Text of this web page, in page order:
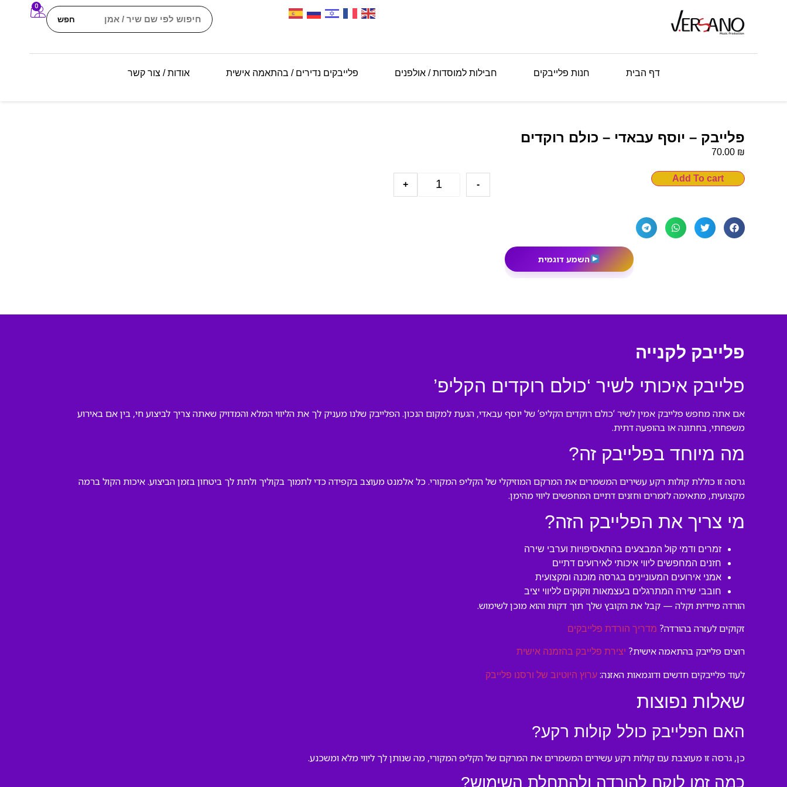
חפש
0
דף הבית חנות פלייבקים חבילות למוסדות / אולפנים פלייבקים נדירים / בהתאמה אישית אודות / צור קשר
פלייבק – יוסף עבאדי – כולם רוקדים
70.00 ₪
-
+
Add To cart
השמע דוגמית
פלייבק לקנייה
פלייבק איכותי לשיר ‘כולם רוקדים הקליפ’
אם אתה מחפש פלייבק אמין לשיר ‘כולם רוקדים הקליפ’ של יוסף עבאדי, הגעת למקום הנכון. הפלייבק שלנו מעניק לך את הליווי המלא והמדויק שאתה צריך לביצוע חי, בין אם באירוע
משפחתי, בחתונה או בהופעה דתית.
מה מיוחד בפלייבק זה?
גרסה זו כוללת קולות רקע עשירים המשמרים את המרקם המוזיקלי של הקליפ המקורי. כל אלמנט מעוצב בקפידה כדי לתמוך בקוליך ולתת לך ביטחון בזמן הביצוע. איכות הקול ברמה
מקצועית, מתאימה לזמרים וחזנים דתיים המחפשים ליווי מהימן.
מי צריך את הפלייבק הזה?
זמרים ודמי קול המבצעים בהתאסיפויות וערבי שירה
חזנים המחפשים ליווי איכותי לאירועים דתיים
אמני אירועים המעוניינים בגרסה מוכנה ומקצועית
חובבי שירה המתרגלים בעצמאות וזקוקים לליווי יציב
הורדה מיידית וקלה — קבל את הקובץ שלך תוך דקות והוא מוכן לשימוש.
זקוקים לעזרה בהורדה? מדריך הורדת פלייבקים
רוצים פלייבק בהתאמה אישית? יצירת פלייבק בהזמנה אישית
לעוד פלייבקים חדשים ודוגמאות האזנה: ערוץ היוטיוב של ורסנו פלייבק
שאלות נפוצות
האם הפלייבק כולל קולות רקע?
כן, גרסה זו מעוצבת עם קולות רקע עשירים המשמרים את המרקם של הקליפ המקורי, מה שנותן לך ליווי מלא ומשכנע.
כמה זמן לוקח להורדה ולהתחלת השימוש?